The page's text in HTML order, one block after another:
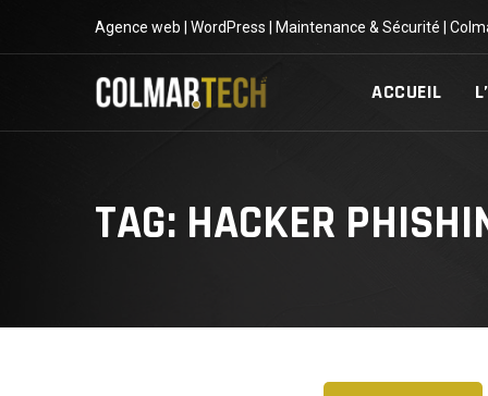
Agence web | WordPress | Maintenance & Sécurité |
ACCUEIL
TAG: HACKER